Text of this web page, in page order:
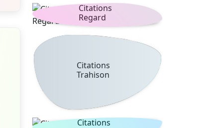
Citations
Regard
Citations
Trahison
Citations